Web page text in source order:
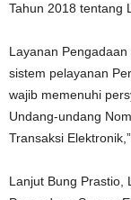
Tahun 2018 tentang
Layanan
sistem pelayanan
wajib memenuhi
Undang-undang
Transaksi
Lanjut Bung Prastio,